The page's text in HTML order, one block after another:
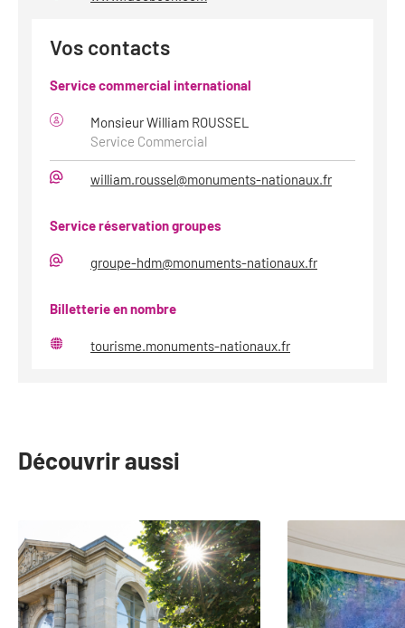
Vos contacts
Service commercial international
Monsieur William ROUSSEL
Service Commercial
william.roussel@monuments-nationaux.fr
Service réservation groupes
groupe-hdm@monuments-nationaux.fr
Billetterie en nombre
tourisme.monuments-nationaux.fr
Découvrir aussi
1
to
2
of
23